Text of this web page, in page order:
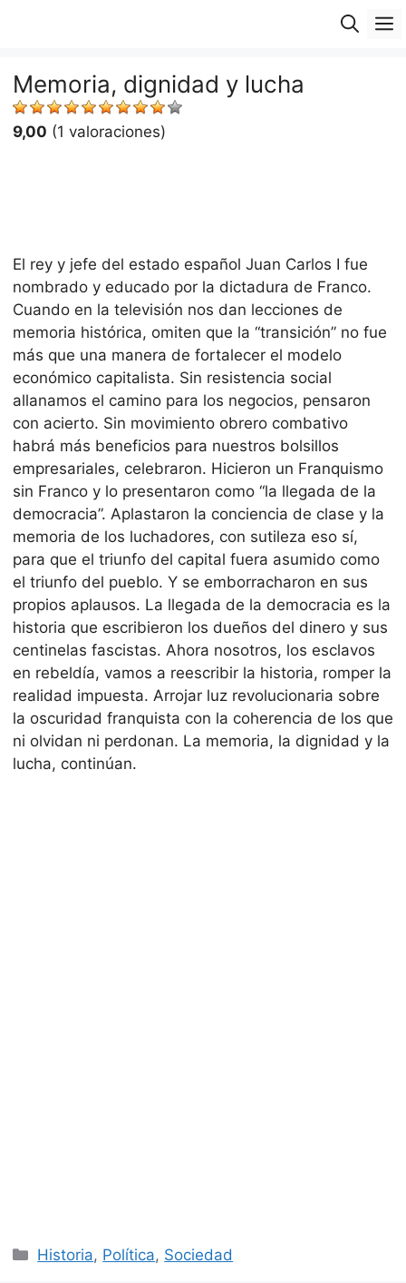
Memoria, dignidad y lucha
9,00 (1 valoraciones)
El rey y jefe del estado español Juan Carlos I fue
nombrado y educado por la dictadura de Franco.
Cuando en la televisión nos dan lecciones de
memoria histórica, omiten que la “transición” no fue
más que una manera de fortalecer el modelo
económico capitalista. Sin resistencia social
allanamos el camino para los negocios, pensaron
con acierto. Sin movimiento obrero combativo
habrá más beneficios para nuestros bolsillos
empresariales, celebraron. Hicieron un Franquismo
sin Franco y lo presentaron como “la llegada de la
democracia”. Aplastaron la conciencia de clase y la
memoria de los luchadores, con sutileza eso sí,
para que el triunfo del capital fuera asumido como
el triunfo del pueblo. Y se emborracharon en sus
propios aplausos. La llegada de la democracia es la
historia que escribieron los dueños del dinero y sus
centinelas fascistas. Ahora nosotros, los esclavos
en rebeldía, vamos a reescribir la historia, romper la
realidad impuesta. Arrojar luz revolucionaria sobre
la oscuridad franquista con la coherencia de los que
ni olvidan ni perdonan. La memoria, la dignidad y la
lucha, continúan.
Categorías
Historia, Política, Sociedad